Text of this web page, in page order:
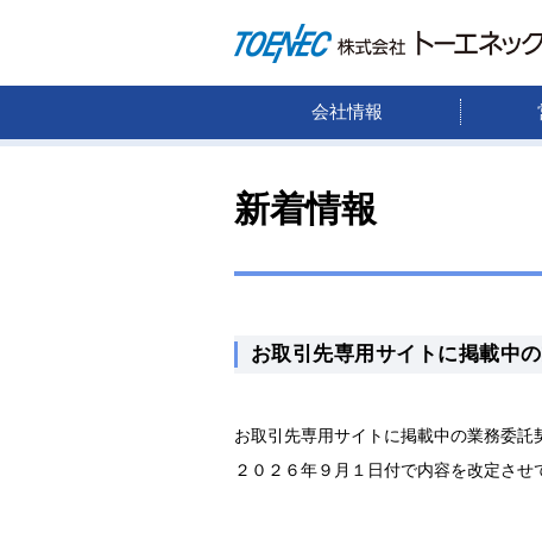
会社情報
新着情報
お取引先専用サイトに掲載中
お取引先専用サイトに掲載中の業務委託
２０２６年９月１日付で内容を改定させ